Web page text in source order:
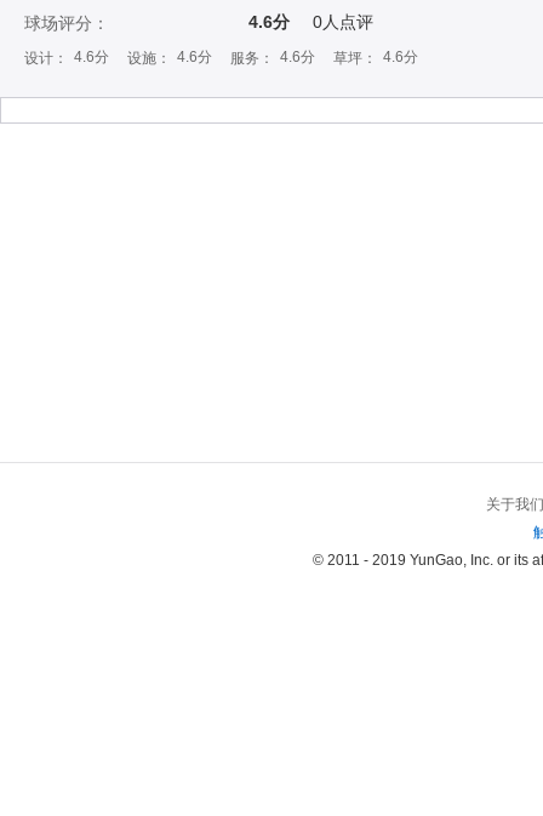
球场评分： 4.6分 0人点评
设计： 4.6分 设施： 4.6分 服务： 4.6分 草坪： 4.6分
关于我们
© 2011 - 2019 YunGao, Inc. or its